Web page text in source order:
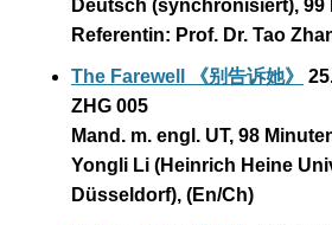
Deutsch (synchronisiert), 99
Referentin: Prof. Dr. Tao
The Farewell 《别告诉她》
ZHG 005
Mand. m. engl. UT, 98
Yongli Li (Heinrich Heine
Düsseldorf), (En/Ch)